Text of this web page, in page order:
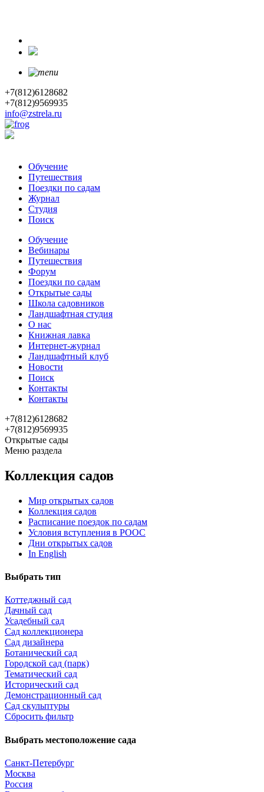
+7(812)6128682
+7(812)9569935
info@zstrela.ru
Обучение
Путешествия
Поездки по садам
Журнал
Студия
Поиск
Обучение
Вебинары
Путешествия
Форум
Поездки по садам
Открытые сады
Школа садовников
Ландшафтная студия
О нас
Книжная лавка
Интернет-журнал
Ландшафтный клуб
Новости
Поиск
Контакты
Контакты
+7(812)6128682
+7(812)9569935
Открытые сады
Меню раздела
Коллекция садов
Мир открытых садов
Коллекция садов
Расписание поездок по садам
Условия вступления в РООС
Дни открытых садов
In English
Выбрать тип
Коттеджный сад
Дачный сад
Усадебный сад
Сад коллекционера
Сад дизайнера
Ботанический сад
Городской сад (парк)
Тематический сад
Исторический сад
Демонстрационный сад
Сад скульптуры
Сбросить фильтр
Выбрать местоположение сада
Санкт-Петербург
Москва
Россия